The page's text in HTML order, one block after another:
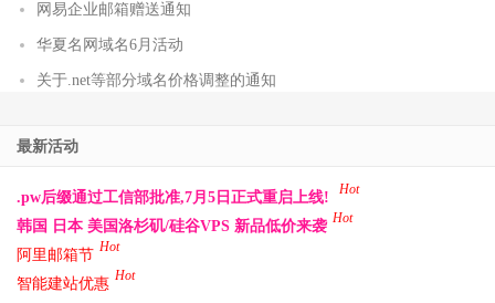
网易企业邮箱赠送通知
华夏名网域名6月活动
关于.net等部分域名价格调整的通知
最新活动
.pw后缀通过工信部批准,7月5日正式重启上线! Hot
韩国 日本 美国洛杉矶/硅谷VPS 新品低价来袭 Hot
阿里邮箱节 Hot
智能建站优惠 Hot